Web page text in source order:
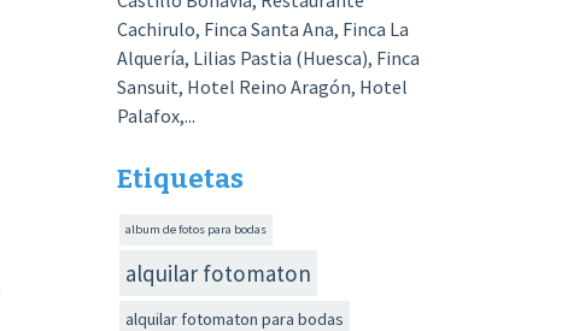
Cachirulo, Finca Santa Ana, Finca La
Alquería, Lilias Pastia (Huesca), Finca
Sansuit, Hotel Reino Aragón, Hotel
Palafox,...
Etiquetas
album de fotos para bodas
alquilar fotomaton
alquilar fotomaton para bodas